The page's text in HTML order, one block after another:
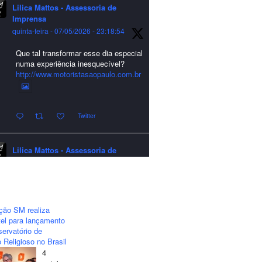
Lilica Mattos - Assessoria de
Imprensa
quinta-feira - 07/05/2026 - 23:18:54
Que tal transformar esse dia especial
numa experiência inesquecível?
http://www.motoristasaopaulo.com.br
Twitter
Lilica Mattos - Assessoria de
excelente Natal e um 2026 repleto de
conquistas e realizações para todos
clientes, jornalistas e amigos que
sempre nos acompanham!🎄✨🥂❤️
#lcmassessoria
SM realiza
para lançamento
de
Religioso no Brasil
4